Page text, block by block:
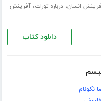
انسان،درباره تورات،آفرینش
دانلود کتاب
نکونام